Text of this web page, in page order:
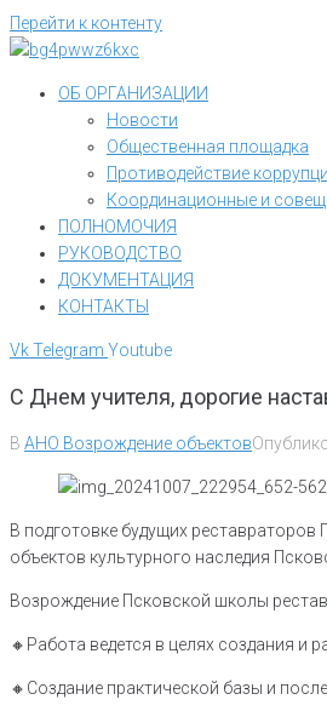
Перейти к контенту
ОБ ОРГАНИЗАЦИИ
Новости
Общественная площадка
Противодействие
Координационные и
ПОЛНОМОЧИЯ
РУКОВОДСТВО
ДОКУМЕНТАЦИЯ
КОНТАКТЫ
VkTelegram Youtube
С Днем учителя, дорогие
В АНО Возрождение объектов
В подготовке будущих
объектов культурного наследия
Возрождение Псковской школы
🔸️Работа ведется в целях создания и
🔸️Создание практической базы и